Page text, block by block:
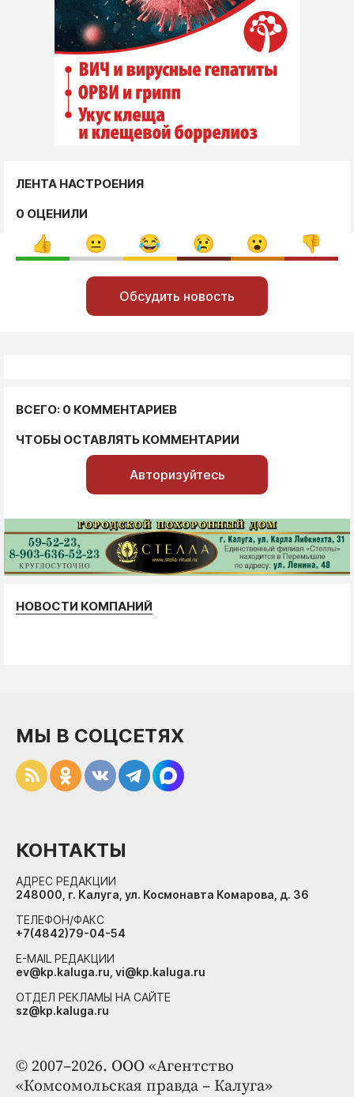
ЛЕНТА НАСТРОЕНИЯ
0 ОЦЕНИЛИ
Обсудить новость
ВСЕГО: 0 КОММЕНТАРИЕВ
ЧТОБЫ ОСТАВЛЯТЬ КОММЕНТАРИИ
Авторизуйтесь
НОВОСТИ КОМПАНИЙ
© 2007–2026. ООО «Агентство
«Комсомольская правда – Калуга»
МЫ В СОЦСЕТЯХ
КОНТАКТЫ
АДРЕС РЕДАКЦИИ
248000, г. Калуга, ул. Космонавта Комарова, д. 36
ТЕЛЕФОН/ФАКС
+7(4842)79-04-54
E-MAIL РЕДАКЦИИ
ev@kp.kaluga.ru, vi@kp.kaluga.ru
ОТДЕЛ РЕКЛАМЫ НА САЙТЕ
sz@kp.kaluga.ru